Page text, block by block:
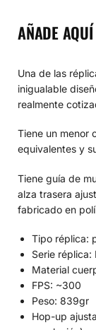
AÑADE
Una de las
inigualable
realmente
Tiene un menor
equivalentes y
Tiene guía de
alza trasera
fabricado en
Tipo réplica:
Serie réplica:
Material
FPS: ~300
Peso: 839gr
Hop-up